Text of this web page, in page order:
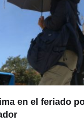
en el feriado